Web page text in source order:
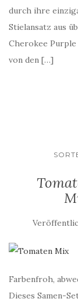
durch ihre
Stielansatz aus
Cherokee
von den […]
Farbenfroh,
Dieses Samen-